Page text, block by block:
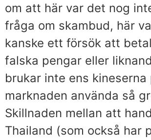
om att här var det nog
fråga om skambud, här
kanske ett försök att
falska pengar eller
brukar inte ens kineserna
marknaden använda så
Skillnaden mellan att
Thailand (som också har